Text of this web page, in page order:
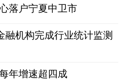
落户宁夏中卫市
融机构完成行业统计监测
年增速超四成